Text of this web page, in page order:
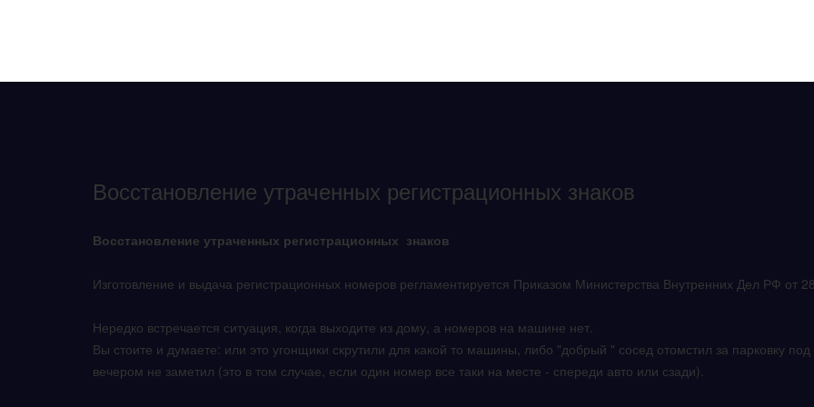
Восстановление утраченных регистрационных знаков
Восстановление утраченных регистрационных знаков
Изготовление и выдача регистрационных номеров регламентируется Приказом Министерства Внутренних Дел РФ от
Нередко встречается ситуация, когда выходите из дому, а номеров на машине нет.
Вы стоите и думаете: или это угонщики скрутили для какой то машины, либо "добрый " сосед отомстил за парковку
вечером не заметил (это в том случае, если один номер все таки на месте - спереди авто или сзади).